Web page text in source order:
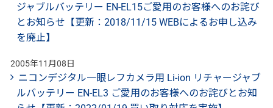
ジャブルバッテリー EN-EL15ご愛用のお客様へのお詫び
とお知らせ【更新：2018/11/15 WEBによるお申し込み
を廃止】
2005年11月08日
ニコンデジタル一眼レフカメラ用 Li-ion リチャージャブ
ルバッテリー EN-EL3 ご愛用のお客様へのお詫びとお知